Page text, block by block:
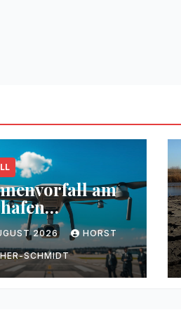
am
Halle
2026 HORST
SCHMIDT